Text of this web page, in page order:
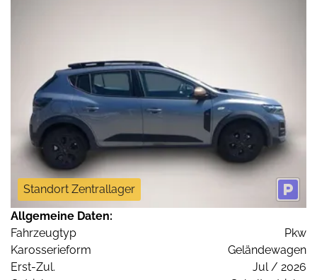
Standort Zentrallager
Allgemeine Daten:
Fahrzeugtyp
Pkw
Karosserieform
Geländewagen
Erst-Zul.
Jul / 2026